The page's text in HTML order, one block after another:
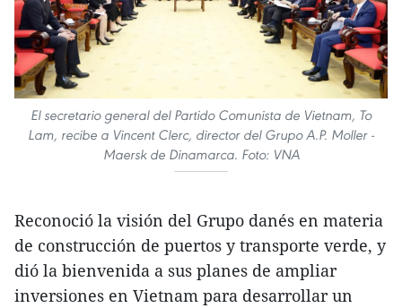
El secretario general del Partido Comunista de Vietnam, To
Lam, recibe a Vincent Clerc, director del Grupo A.P. Moller -
Maersk de Dinamarca. Foto: VNA
Reconoció la visión del Grupo danés en materia
de construcción de puertos y transporte verde, y
dió la bienvenida a sus planes de ampliar
inversiones en Vietnam para desarrollar un